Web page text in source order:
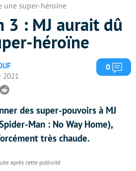
une super-héroïne
3 : MJ aurait dû
héroïne
2021
0
Reddit
des super-pouvoirs à MJ
Man : No Way Home),
très chaude.